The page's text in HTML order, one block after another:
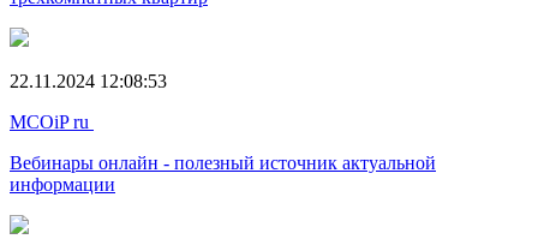
22.11.2024 12:08:53
MCOiP ru
Вебинары онлайн - полезный источник актуальной
информации